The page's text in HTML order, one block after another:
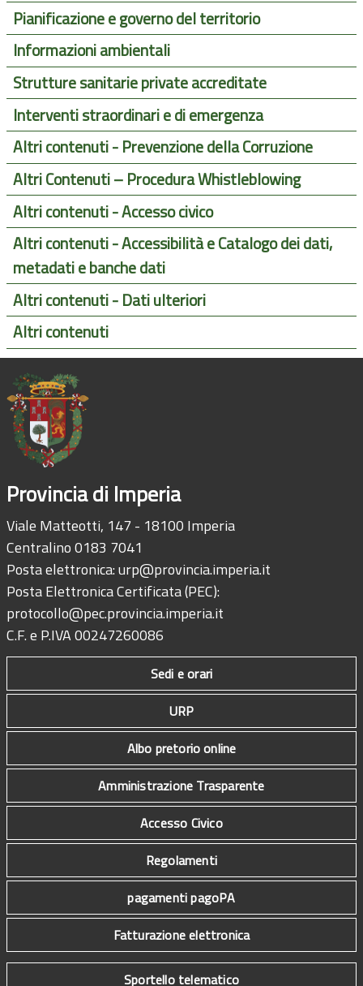
Pianificazione e governo del territorio
Informazioni ambientali
Strutture sanitarie private accreditate
Interventi straordinari e di emergenza
Altri contenuti - Prevenzione della Corruzione
Altri Contenuti – Procedura Whistleblowing
Altri contenuti - Accesso civico
Altri contenuti - Accessibilità e Catalogo dei dati,
metadati e banche dati
Altri contenuti - Dati ulteriori
Altri contenuti
Provincia di Imperia
Viale Matteotti, 147 - 18100 Imperia
Centralino 0183 7041
Posta elettronica:urp@provincia.imperia.it
Posta Elettronica Certificata (PEC):
protocollo@pec.provincia.imperia.it
C.F. e P.IVA 00247260086
Sedi e orari
URP
Albo pretorio online
Amministrazione Trasparente
Accesso Civico
Regolamenti
pagamenti pagoPA
Fatturazione elettronica
Sportello telematico